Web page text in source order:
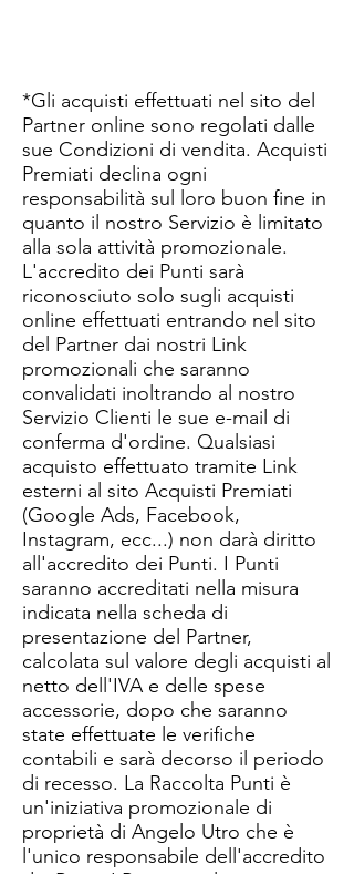
*Gli acquisti effettuati nel sito del
Partner online sono regolati dalle
sue Condizioni di vendita. Acquisti
Premiati declina ogni
responsabilità sul loro buon fine in
quanto il nostro Servizio è limitato
alla sola attività promozionale.
L'accredito dei Punti sarà
riconosciuto solo sugli acquisti
online effettuati entrando nel sito
del Partner dai nostri Link
promozionali che saranno
convalidati inoltrando al nostro
Servizio Clienti le sue e-mail di
conferma d'ordine. Qualsiasi
acquisto effettuato tramite Link
esterni al sito Acquisti Premiati
(Google Ads, Facebook,
Instagram, ecc...) non darà diritto
all'accredito dei Punti. I Punti
saranno accreditati nella misura
indicata nella scheda di
presentazione del Partner,
calcolata sul valore degli acquisti al
netto dell'IVA e delle spese
accessorie, dopo che saranno
state effettuate le verifiche
contabili e sarà decorso il periodo
di recesso. ​La Raccolta Punti è
un'iniziativa promozionale di
proprietà di Angelo Utro che è
l'unico responsabile dell'accredito
dei Punti. I Partner online,